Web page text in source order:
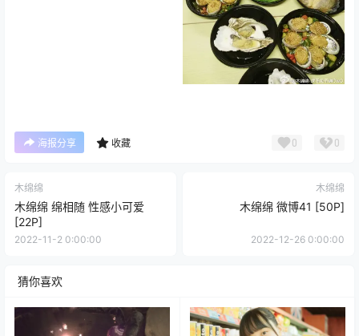
海报分享 收藏 0 0
木绵绵
木绵绵 绵相随 性感小可爱
[22P]
2022-11-2 0:00:00
木绵绵
木绵绵 微博41 [50P]
2022-12-26 0:00:00
猜你喜欢